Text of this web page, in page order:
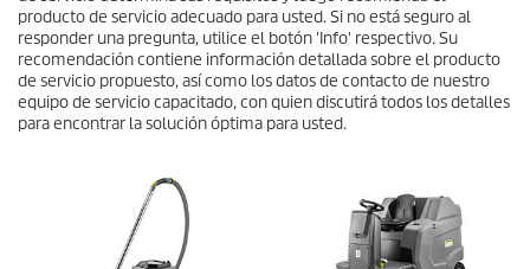
producto de servicio adecuado para usted. Si no está seguro al
responder una pregunta, utilice el botón 'Info' respectivo. Su
recomendación contiene información detallada sobre el producto
de servicio propuesto, así como los datos de contacto de nuestro
equipo de servicio capacitado, con quien discutirá todos los detalles
para encontrar la solución óptima para usted.